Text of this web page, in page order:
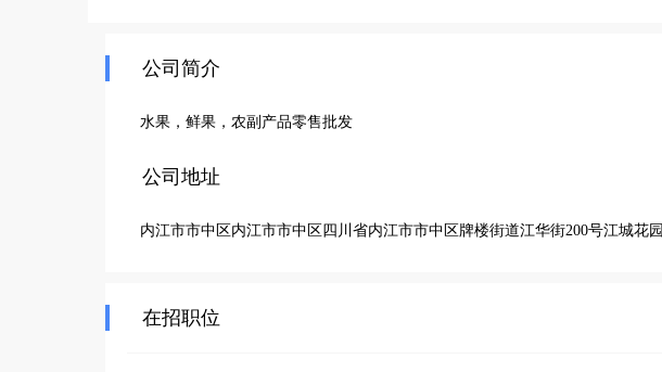
公司简介
水果，鲜果，农副产品零售批发
公司地址
内江市市中区内江市市中区四川省内江市市中区牌楼街道江华街200号江城花园
在招职位